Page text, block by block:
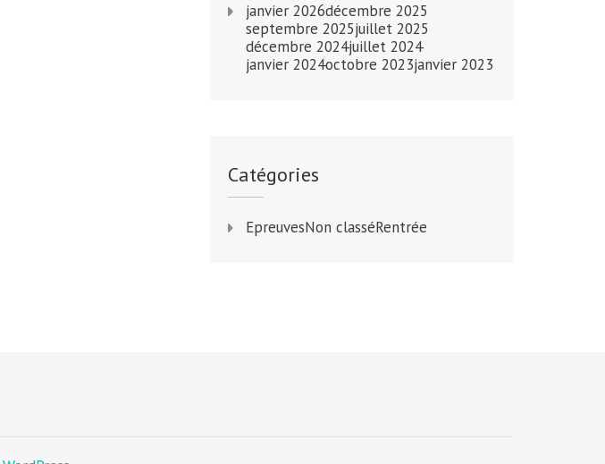
janvier 2026décembre 2025
septembre 2025juillet 2025
décembre 2024juillet 2024
janvier 2024octobre 2023janvier 2023
Catégories
EpreuvesNon classéRentrée